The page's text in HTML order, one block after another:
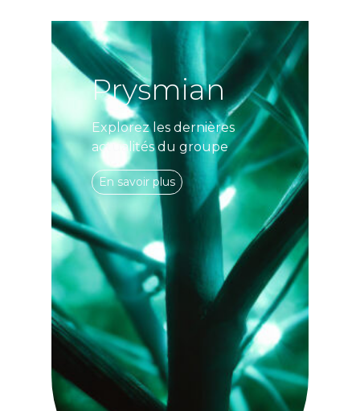
Prysmian
Explorez les dernières
actualités du groupe
En savoir plus